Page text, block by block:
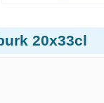
20x33cl